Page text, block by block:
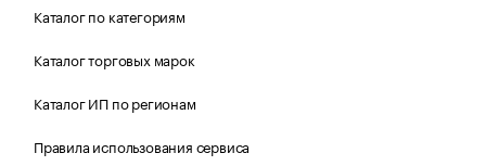
Каталог по категориям
Каталог торговых марок
Каталог ИП по регионам
Правила использования сервиса